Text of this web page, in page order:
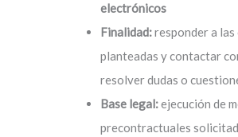
electrónicos
Finalidad:responder a las
planteadas y contactar
resolver dudas o
Base legal:ejecución de
precontractuales